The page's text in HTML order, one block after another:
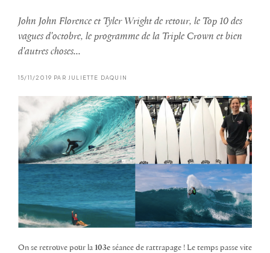
John John Florence et Tyler Wright de retour, le Top 10 des
vagues d'octobre, le programme de la Triple Crown et bien
d'autres choses...
15/11/2019 PAR JULIETTE DAQUIN
On se retrouve pour la 103e séance de rattrapage ! Le temps passe vite